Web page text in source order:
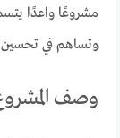
مشروعًا واعدًا
وتساهم في تحسين
وصف